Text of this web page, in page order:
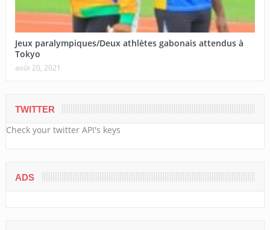
Jeux paralympiques/Deux athlètes gabonais attendus à
Tokyo
août 20, 2021
TWITTER
Check your twitter API's keys
ADS